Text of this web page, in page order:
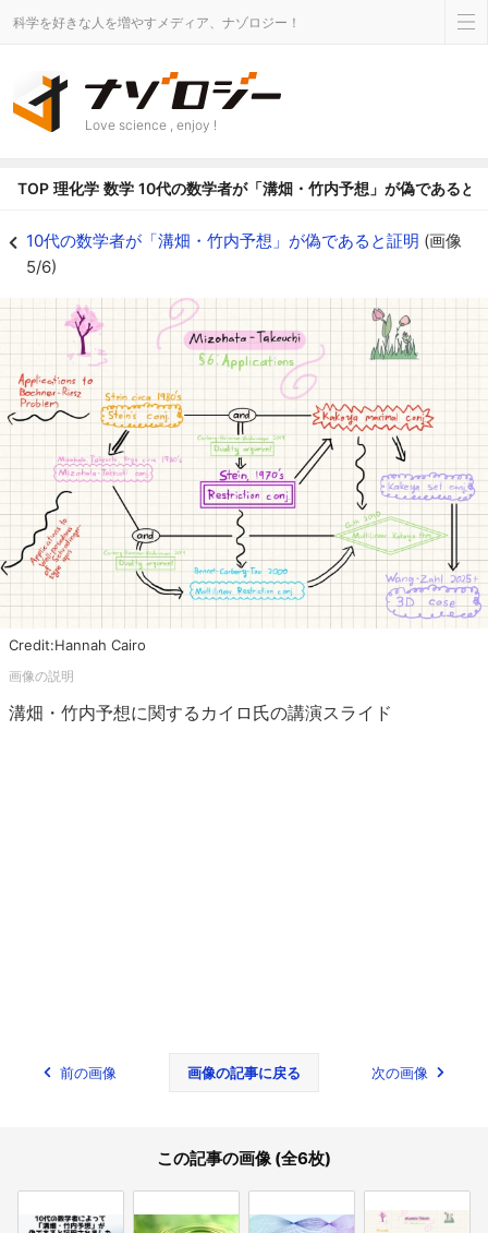
科学を好きな人を増やすメディア、ナゾロジー！
Love science , enjoy !
TOP 理化学 数学 10代の数学者が「溝畑・竹内予想」が偽であると
10代の数学者が「溝畑・竹内予想」が偽であると証明 (画像
5/6)
Credit:Hannah Cairo
溝畑・竹内予想に関するカイロ氏の講演スライド
前の画像 画像の記事に戻る 次の画像
この記事の画像 (全6枚)